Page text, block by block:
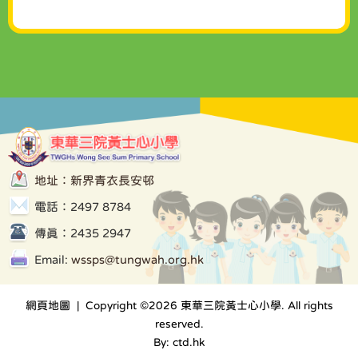
地址：新界青衣長安邨
電話：2497 8784
傳真：2435 2947
Email:wssps@tungwah.org.hk
網頁地圖 | Copyright ©2026 東華三院黃士心小學. All rights
reserved.
By: ctd.hk